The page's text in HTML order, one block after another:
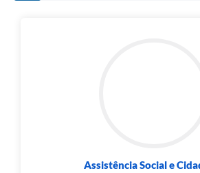
Assistência Social e